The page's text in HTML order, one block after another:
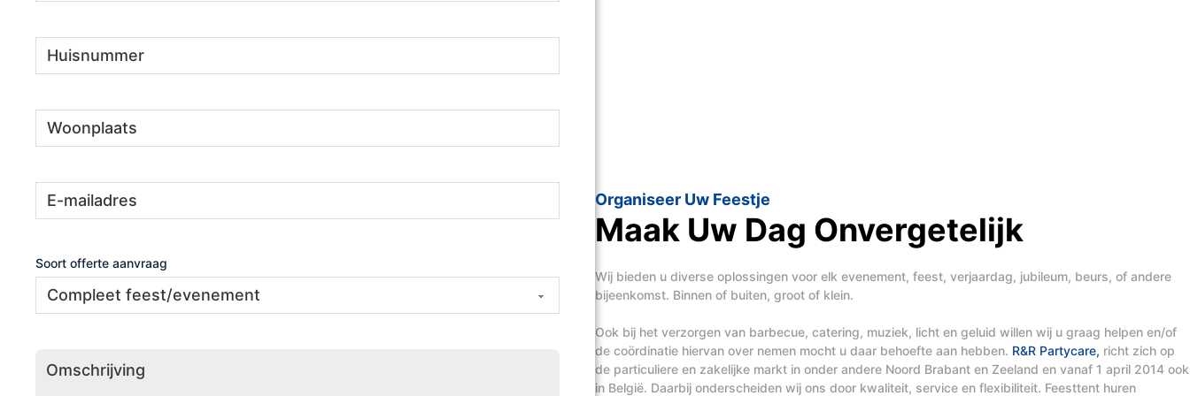
mailadres
Soort offerte aanvraag
Organiseer Uw Feestje
Maak Uw Dag Onvergetelijk
Wij bieden u diverse oplossingen voor elk evenement, feest, verjaardag, jubileum, beurs, of andere
bijeenkomst. Binnen of buiten, groot of klein.
Ook bij het verzorgen van barbecue, catering, muziek, licht en geluid willen wij u graag helpen en/of
de coördinatie hiervan over nemen mocht u daar behoefte aan hebben. R&R Partycare, richt zich op
de particuliere en zakelijke markt in onder andere Noord Brabant en Zeeland en vanaf 1 april 2014 ook
in België. Daarbij onderscheiden wij ons door kwaliteit, service en flexibiliteit. Feesttent huren